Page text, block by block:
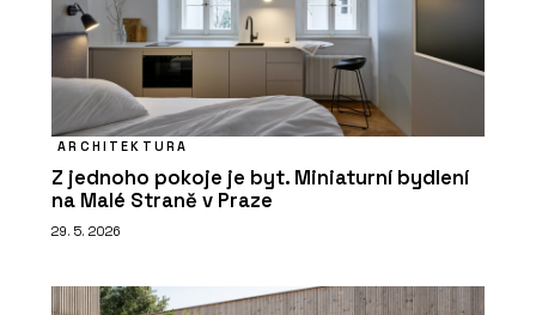
ARCHITEKTURA
Z jednoho pokoje je byt. Miniaturní bydlení
na Malé Straně v Praze
29. 5. 2026